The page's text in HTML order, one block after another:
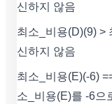
신하지 않음
최소_비용(D)(9) >
신하지 않음
최소_비용(E)(-6)
소_비용(E)를 -6으